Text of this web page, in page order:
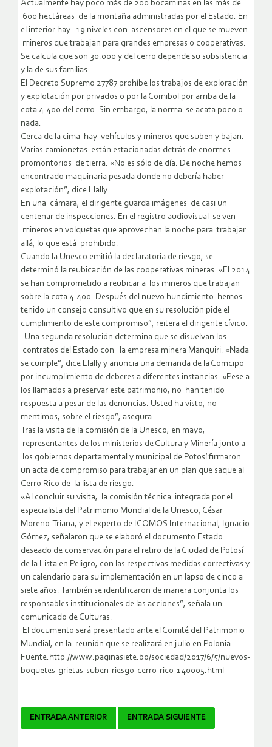
Actualmente hay poco más de 200 bocaminas en las más de
600 hectáreas de la montaña administradas por el Estado. En
el interior hay 19 niveles con ascensores en el que se mueven
mineros que trabajan para grandes empresas o cooperativas.
Se calcula que son 30.000 y del cerro depende su subsistencia
y la de sus familias.
El Decreto Supremo 27787 prohíbe los trabajos de exploración
y explotación por privados o por la Comibol por arriba de la
cota 4.400 del cerro. Sin embargo, la norma se acata poco o
nada.
Cerca de la cima hay vehículos y mineros que suben y bajan.
Varias camionetas están estacionadas detrás de enormes
promontorios de tierra. «No es sólo de día. De noche hemos
encontrado maquinaria pesada donde no debería haber
explotación”, dice Llally.
En una cámara, el dirigente guarda imágenes de casi un
centenar de inspecciones. En el registro audiovisual se ven
mineros en volquetas que aprovechan la noche para trabajar
allá, lo que está prohibido.
Cuando la Unesco emitió la declaratoria de riesgo, se
determinó la reubicación de las cooperativas mineras. «El 2014
se han comprometido a reubicar a los mineros que trabajan
sobre la cota 4.400. Después del nuevo hundimiento hemos
tenido un consejo consultivo que en su resolución pide el
cumplimiento de este compromiso”, reitera el dirigente cívico.
Una segunda resolución determina que se disuelvan los
contratos del Estado con la empresa minera Manquiri. «Nada
se cumple”, dice Llally y anuncia una demanda de la Comcipo
por incumplimiento de deberes a diferentes instancias. «Pese a
los llamados a preservar este patrimonio, no han tenido
respuesta a pesar de las denuncias. Usted ha visto, no
mentimos, sobre el riesgo”, asegura.
Tras la visita de la comisión de la Unesco, en mayo,
representantes de los ministerios de Cultura y Minería junto a
los gobiernos departamental y municipal de Potosí firmaron
un acta de compromiso para trabajar en un plan que saque al
Cerro Rico de la lista de riesgo.
«Al concluir su visita, la comisión técnica integrada por el
especialista del Patrimonio Mundial de la Unesco, César
Moreno-Triana, y el experto de ICOMOS Internacional, Ignacio
Gómez, señalaron que se elaboró el documento Estado
deseado de conservación para el retiro de la Ciudad de Potosí
de la Lista en Peligro, con las respectivas medidas correctivas y
un calendario para su implementación en un lapso de cinco a
siete años. También se identificaron de manera conjunta los
responsables institucionales de las acciones”, señala un
comunicado de Culturas.
El documento será presentado ante el Comité del Patrimonio
Mundial, en la reunión que se realizará en julio en Polonia.
Fuente:http://www.paginasiete.bo/sociedad/2017/6/5/nuevos-
boquetes-grietas-suben-riesgo-cerro-rico-140005.html
Navegador
ENTRADA ANTERIOR ENTRADA SIGUIENTE